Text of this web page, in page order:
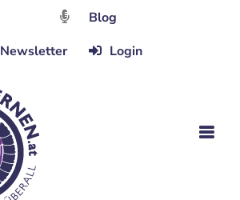
Blog
Newsletter
Login